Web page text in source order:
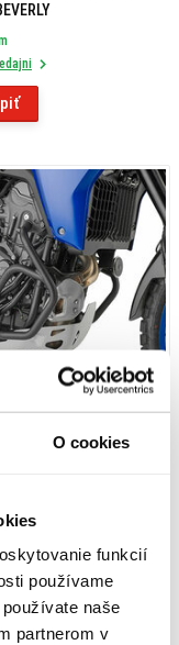
O cookies
funkcií
používame
naše
partnerom v